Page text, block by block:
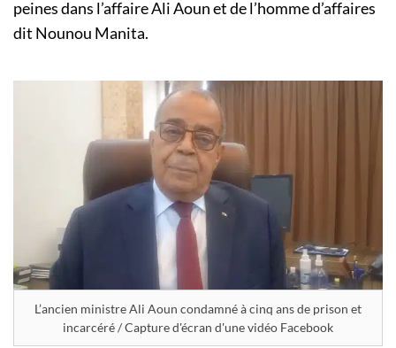
peines dans l’affaire Ali Aoun et de l’homme d’affaires
dit Nounou Manita.
L’ancien ministre Ali Aoun condamné à cinq ans de prison et
incarcéré / Capture d'écran d'une vidéo Facebook